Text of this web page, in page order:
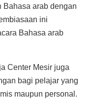
Bahasa arab dengan
ini
Bahasa arab
Center Mesir juga
bagi pelajar yang
maupun personal.